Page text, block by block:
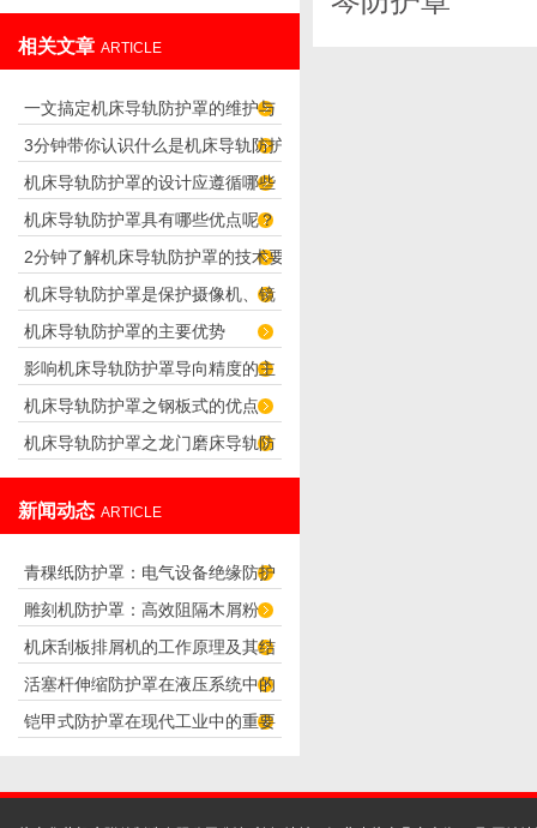
相关文章 ARTICLE
一文搞定机床导轨防护罩的维护与
保养要点
3分钟带你认识什么是机床导轨防护
罩
机床导轨防护罩的设计应遵循哪些
理念呢？
机床导轨防护罩具有哪些优点呢？
2分钟了解机床导轨防护罩的技术要
求
机床导轨防护罩是保护摄像机、镜
头正常工作的防护罩
机床导轨防护罩的主要优势
影响机床导轨防护罩导向精度的主
要因素
机床导轨防护罩之钢板式的优点
机床导轨防护罩之龙门磨床导轨防
新闻动态 ARTICLE
青稞纸防护罩：电气设备绝缘防护
专用方案
雕刻机防护罩：高效阻隔木屑粉
尘，守护设备精度与安全
机床刮板排屑机的工作原理及其结
构分析
活塞杆伸缩防护罩在液压系统中的
应用
铠甲式防护罩在现代工业中的重要